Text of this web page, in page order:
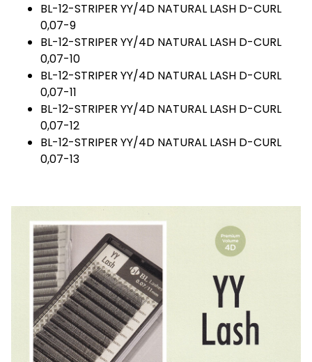
BL-12-STRIPER YY/4D NATURAL LASH D-CURL
0,07-9
BL-12-STRIPER YY/4D NATURAL LASH D-CURL
0,07-10
BL-12-STRIPER YY/4D NATURAL LASH D-CURL
0,07-11
BL-12-STRIPER YY/4D NATURAL LASH D-CURL
0,07-12
BL-12-STRIPER YY/4D NATURAL LASH D-CURL
0,07-13